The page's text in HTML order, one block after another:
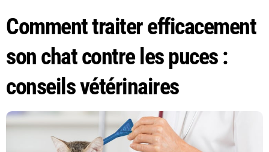
Comment traiter efficacement
son chat contre les puces :
conseils vétérinaires